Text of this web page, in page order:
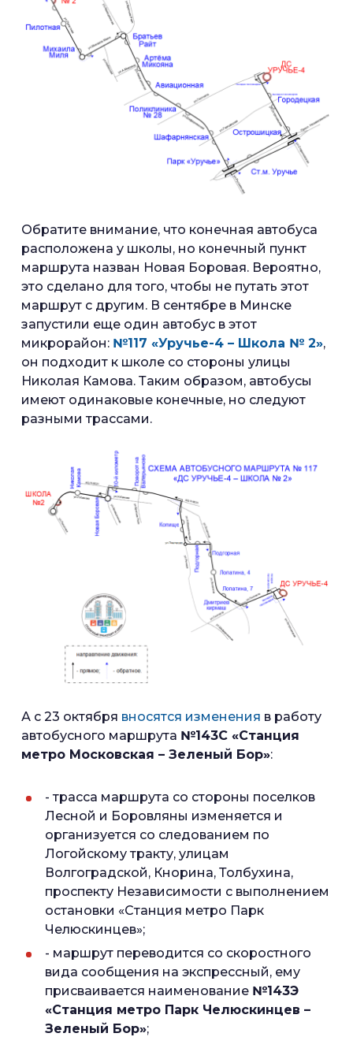
Обратите внимание, что конечная автобуса
расположена у школы, но конечный пункт
маршрута назван Новая Боровая. Вероятно,
это сделано для того, чтобы не путать этот
маршрут с другим. В сентябре в Минске
запустили еще один автобус в этот
микрорайон: №117 «Уручье-4 – Школа № 2»,
он подходит к школе со стороны улицы
Николая Камова. Таким образом, автобусы
имеют одинаковые конечные, но следуют
разными трассами.
А с 23 октября вносятся изменения в работу
автобусного маршрута №143С «Станция
метро Московская – Зеленый Бор»:
- трасса маршрута со стороны поселков
Лесной и Боровляны изменяется и
организуется со следованием по
Логойскому тракту, улицам
Волгоградской, Кнорина, Толбухина,
проспекту Независимости с выполнением
остановки «Станция метро Парк
Челюскинцев»;
- маршрут переводится со скоростного
вида сообщения на экспрессный, ему
присваивается наименование №143Э
«Станция метро Парк Челюскинцев –
Зеленый Бор»;